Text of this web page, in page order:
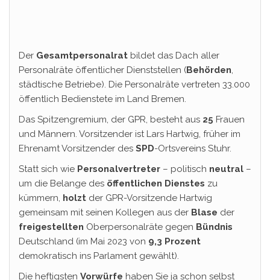
Der Gesamtpersonalrat bildet das Dach aller
Personalräte öffentlicher Dienststellen (Behörden,
städtische Betriebe). Die Personalräte vertreten 33.000
öffentlich Bedienstete im Land Bremen.
Das Spitzengremium, der GPR, besteht aus 25 Frauen
und Männern. Vorsitzender ist Lars Hartwig, früher im
Ehrenamt Vorsitzender des SPD-Ortsvereins Stuhr.
Statt sich wie Personalvertreter – politisch neutral –
um die Belange des öffentlichen Dienstes zu
kümmern, holzt der GPR-Vorsitzende Hartwig
gemeinsam mit seinen Kollegen aus der Blase der
freigestellten Oberpersonalräte gegen Bündnis
Deutschland (im Mai 2023 von 9,3 Prozent
demokratisch ins Parlament gewählt).
Die heftigsten Vorwürfe haben Sie ja schon selbst